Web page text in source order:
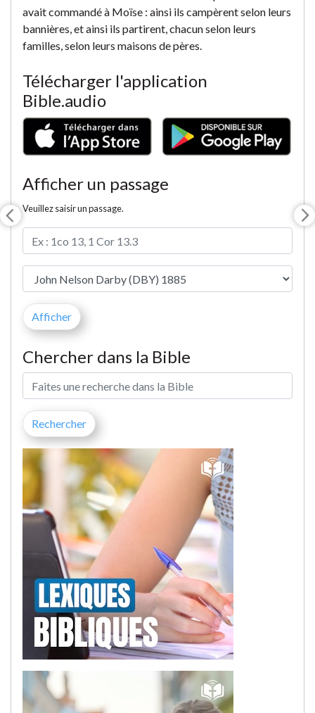
avait commandé à Moïse : ainsi ils campèrent selon leurs
bannières, et ainsi ils partirent, chacun selon leurs
familles, selon leurs maisons de pères.
Télécharger l'application
Bible.audio
Afficher un passage
Veuillez saisir un passage.
Chercher dans la Bible